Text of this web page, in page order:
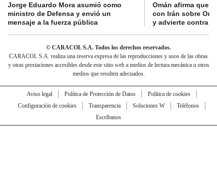
Jorge Eduardo Mora asumió como
ministro de Defensa y envió un
mensaje a la fuerza pública
Omán afirma que
con Irán sobre
y advierte contra
© CARACOL S.A. Todos los derechos reservados.
CARACOL S.A. realiza una reserva expresa de las reproducciones y usos de las obras
y otras prestaciones accesibles desde este sitio web a medios de lectura mecánica u otros
medios que resulten adecuados.
Aviso legal Política de Protección de Datos
Política de cookies
Configuración de cookies
Transparencia Soluciones W
Teléfonos
Escríbanos